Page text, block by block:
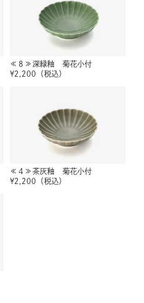
≪８≫深緑釉 菊花小付
¥2,200 （税込）
≪４≫茶灰釉 菊花小付
¥2,200 （税込）